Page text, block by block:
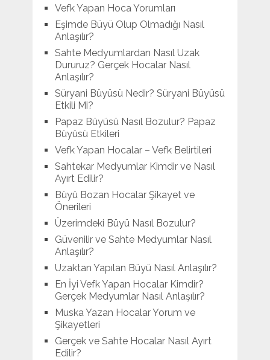
Vefk Yapan Hoca Yorumları
Eşimde Büyü Olup Olmadığı Nasıl
Anlaşılır?
Sahte Medyumlardan Nasıl Uzak
Dururuz? Gerçek Hocalar Nasıl
Anlaşılır?
Süryani Büyüsü Nedir? Süryani Büyüsü
Etkili Mi?
Papaz Büyüsü Nasıl Bozulur? Papaz
Büyüsü Etkileri
Vefk Yapan Hocalar – Vefk Belirtileri
Sahtekar Medyumlar Kimdir ve Nasıl
Ayırt Edilir?
Büyü Bozan Hocalar Şikayet ve
Önerileri
Üzerimdeki Büyü Nasıl Bozulur?
Güvenilir ve Sahte Medyumlar Nasıl
Anlaşılır?
Uzaktan Yapılan Büyü Nasıl Anlaşılır?
En İyi Vefk Yapan Hocalar Kimdir?
Gerçek Medyumlar Nasıl Anlaşılır?
Muska Yazan Hocalar Yorum ve
Şikayetleri
Gerçek ve Sahte Hocalar Nasıl Ayırt
Edilir?